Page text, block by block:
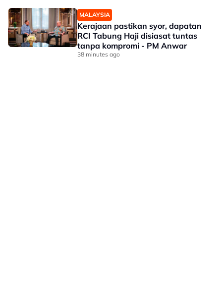
MALAYSIA
Kerajaan pastikan syor, dapatan
RCI Tabung Haji disiasat tuntas
tanpa kompromi - PM Anwar
38 minutes ago